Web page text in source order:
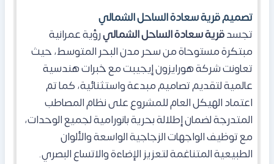
تصميم قرية سعادة الساحل الشمالي
تجسدقرية سعادة الساحل الشماليرؤية عمرانية
مبتكرة مستوحاة من سحر مدن البحر المتوسط، حيث
تعاونت شركة هورايزون إيجيبت مع خبرات هندسية
عالمية لتقديم تصاميم مبدعة واستثنائية، كما تم
اعتماد الهيكل العام للمشروع على نظام المصاطب
المتدرجة لضمان إطلالة بحرية بانورامية لجميع الوحدات،
مع توظيف الواجهات الزجاجية الواسعة والألوان
الطبيعية المتناغمة لتعزيز الإضاءة والاتساع البصري.